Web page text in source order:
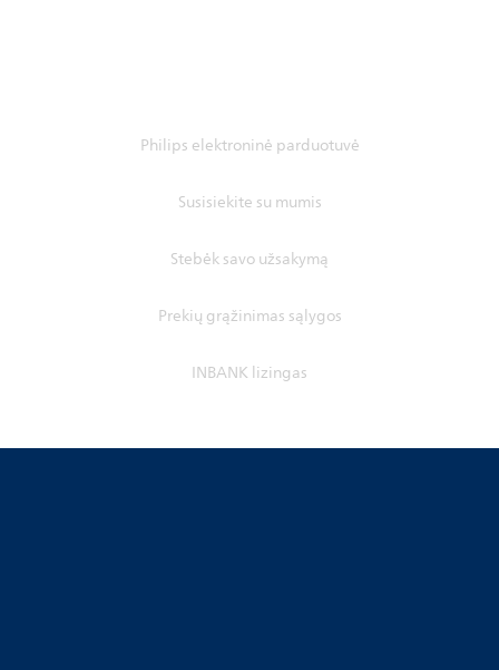
Philips elektroninė parduotuvė
Susisiekite su mumis
Stebėk savo užsakymą
Prekių grąžinimas sąlygos
INBANK lizingas